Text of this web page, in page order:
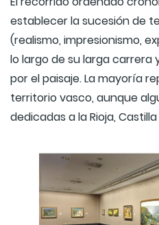
establecer la sucesión de
(realismo, impresionismo,
lo largo de su larga carrera
por el paisaje. La mayoría
territorio vasco, aunque
dedicadas a la Rioja,